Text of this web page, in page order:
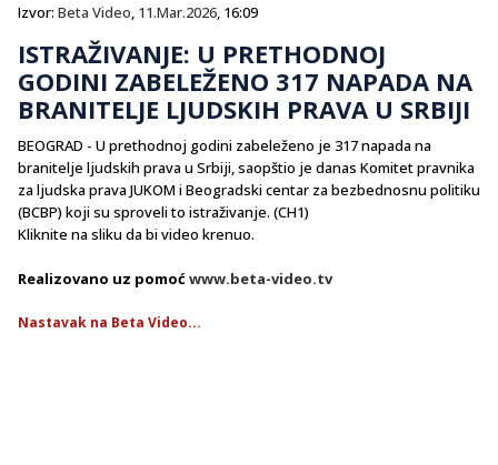
Izvor: Beta Video, 11.Mar.2026, 16:09
ISTRAŽIVANJE: U PRETHODNOJ
GODINI ZABELEŽENO 317 NAPADA NA
BRANITELJE LJUDSKIH PRAVA U SRBIJI
BEOGRAD - U prethodnoj godini zabeleženo je 317 napada na
branitelje ljudskih prava u Srbiji, saopštio je danas Komitet pravnika
za ljudska prava JUKOM i Beogradski centar za bezbednosnu politiku
(BCBP) koji su sproveli to istraživanje. (CH1)
Kliknite na sliku da bi video krenuo.
Realizovano uz pomoćwww.beta-video.tv
Nastavak na Beta Video...